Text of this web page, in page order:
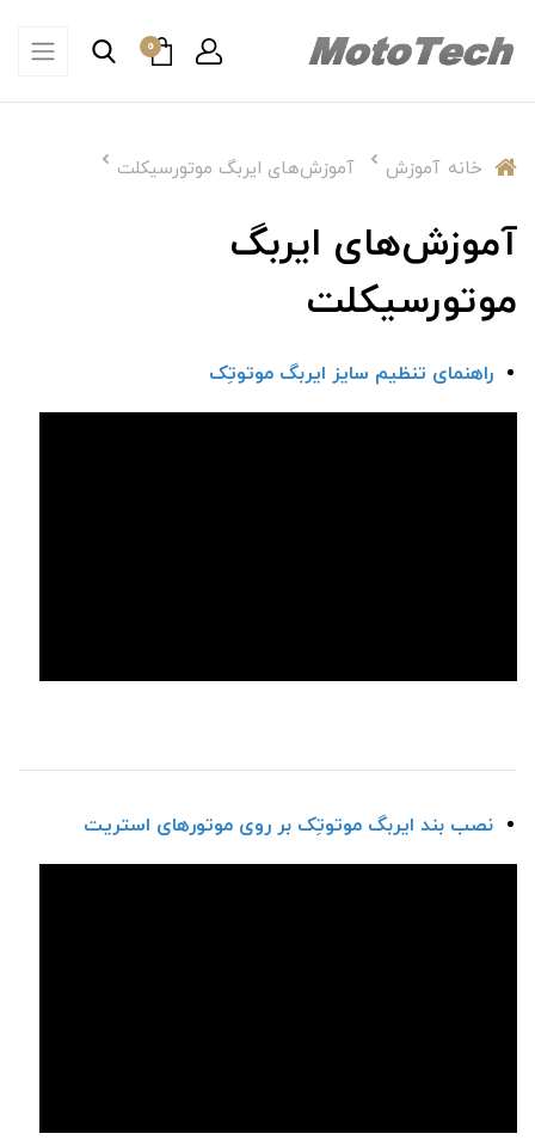
0
خانه آموزش آموزش‌های ایربگ موتورسیکلت
آموزش‌های ایربگ
موتورسیکلت
راهنمای تنظیم سایز ایربگ موتوتِک
نصب بند ایربگ موتوتِک بر روی موتور‌های استریت